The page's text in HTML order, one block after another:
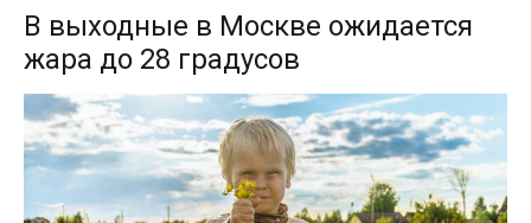
В выходные в Москве ожидается
жара до 28 градусов